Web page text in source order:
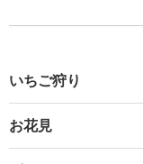
いちご狩り
お花見